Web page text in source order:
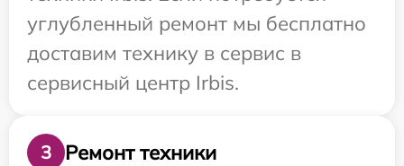
углубленный ремонт мы бесплатно
доставим технику в сервис в
сервисный центр Irbis.
3
Ремонт техники